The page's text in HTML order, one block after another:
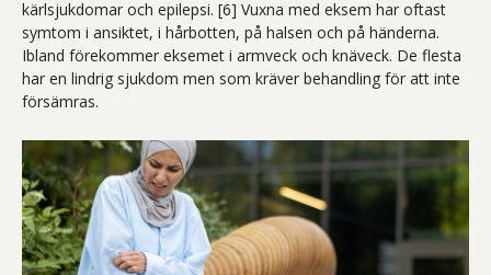
kärlsjukdomar och epilepsi. [6] Vuxna med eksem har oftast
symtom i ansiktet, i hårbotten, på halsen och på händerna.
Ibland förekommer eksemet i armveck och knäveck. De flesta
har en lindrig sjukdom men som kräver behandling för att inte
försämras.